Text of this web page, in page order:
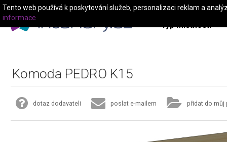
Typ místnosti
Komoda PEDRO K15
dotaz dodavateli poslat e-mailem přidat do můj
Tento web používá k poskytování služeb, personalizaci reklam a
informace